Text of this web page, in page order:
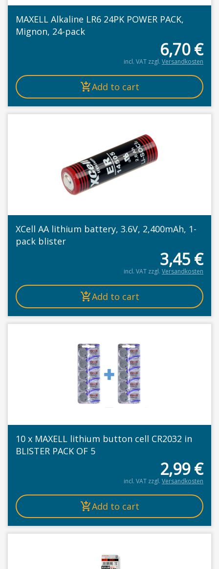
MAXELL Alkaline LR6 24PK POWER PACK,
Mignon, 24-pack
6,70€
incl. VAT zzgl. Versandkosten
Add to cart
XCell AA lithium battery, 3.6V, 2,400mAh, 1-
pack blister
3,45 €
incl. VAT zzgl. Versandkosten
Add to cart
10 x MAXELL lithium button cell CR2032 in
BLISTER PACK OF 5
2,99€
incl. VAT zzgl. Versandkosten
Add to cart